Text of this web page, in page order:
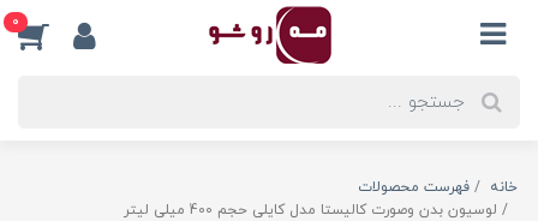
0
خانه
فهرست محصولات
لوسیون بدن وصورت کالیستا مدل کایلی حجم 400 میلی لیتر